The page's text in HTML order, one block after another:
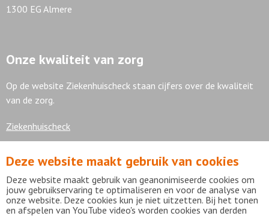
1300 EG Almere
Onze kwaliteit van zorg
Op de website Ziekenhuischeck staan cijfers over de kwaliteit
van de zorg.
Ziekenhuischeck
7,9
Deze website maakt gebruik van cookies
Deze website maakt gebruik van geanonimiseerde cookies om
jouw gebruikservaring te optimaliseren en voor de analyse van
onze website. Deze cookies kun je niet uitzetten. Bij het tonen
en afspelen van YouTube video's worden cookies van derden